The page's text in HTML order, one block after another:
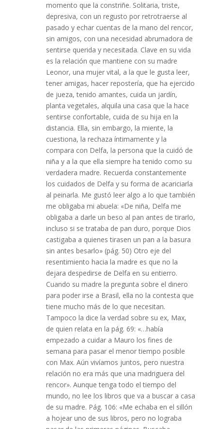
momento que la constriñe. Solitaria, triste,
depresiva, con un regusto por retrotraerse al
pasado y echar cuentas de la mano del rencor,
sin amigos, con una necesidad abrumadora de
sentirse querida y necesitada. Clave en su vida
es la relación que mantiene con su madre
Leonor, una mujer vital, a la que le gusta leer,
tener amigas, hacer repostería, que ha ejercido
de jueza, tenido amantes, cuida un jardín,
planta vegetales, alquila una casa que la hace
sentirse confortable, cuida de su hija en la
distancia. Ella, sin embargo, la miente, la
cuestiona, la rechaza íntimamente y la
compara con Delfa, la persona que la cuidó de
niña y a la que ella siempre ha tenido como su
verdadera madre. Recuerda constantemente
los cuidados de Delfa y su forma de acariciarla
al peinarla. Me gustó leer algo a lo que también
me obligaba mi abuela: «De niña, Delfa me
obligaba a darle un beso al pan antes de tirarlo,
incluso si se trataba de pan duro, porque Dios
castigaba a quienes tirasen un pan a la basura
sin antes besarlo» (pág. 50) Otro eje del
resentimiento hacia la madre es que no la
dejara despedirse de Delfa en su entierro.
Cuando su madre la pregunta sobre el dinero
para poder irse a Brasil, ella no la contesta que
tiene mucho más de lo que necesitan.
Tampoco la dice la verdad sobre su ex, Max,
de quien relata en la pág. 69: «…había
empezado a cuidar a Mauro los fines de
semana para pasar el menor tiempo posible
con Max. Aún vivíamos juntos, pero nuestra
relación no era más que una madriguera del
rencor». Aunque tenga todo el tiempo del
mundo, no lee los libros que va a buscar a casa
de su madre. Pág. 106: «Me echaba en el sillón
a hojear uno de sus libros, pero no lograba